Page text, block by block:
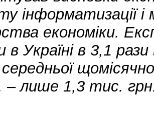
інформатизації і
економіки.
в Україні в 3,1
середньої
лише 1,3 тис. грн.